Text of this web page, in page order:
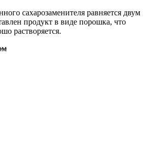
сахарозаменителя равняется двум
продукт в виде порошка, что
растворяется.